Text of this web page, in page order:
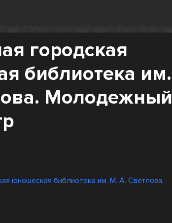
городская
библиотека им.
Молодежный
юношеская библиотека им. М. А. Светлова,